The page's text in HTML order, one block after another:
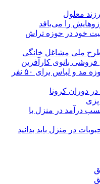
معلول
را می‌بافد
خود در حوزه تراش
طرح ملی مشاغل خانگی
بانوی کارآفرین
روایت بانوی کارآفرینی که در حوزه مد و لباس برای ۵۰ نفر
دوران کرونا
درآمد در منزل با
در منزل باید بدانید